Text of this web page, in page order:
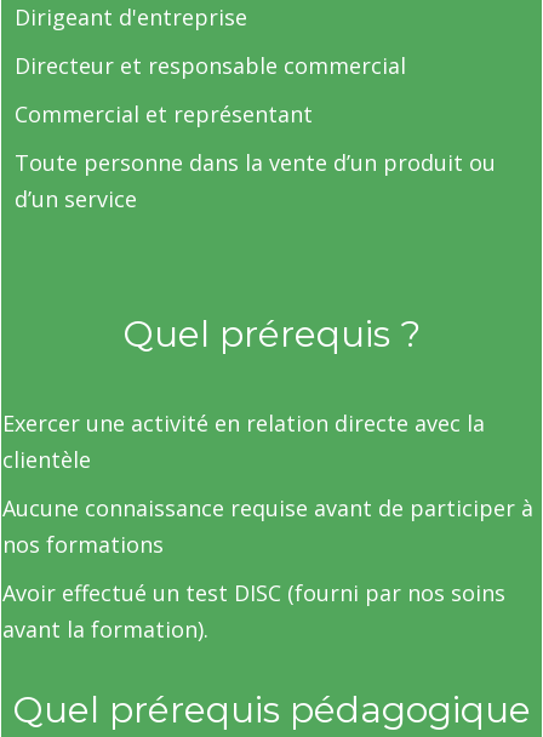
Dirigeant d'entreprise
Directeur et responsable commercial
Commercial et représentant
Toute personne dans la vente d’un produit ou
d’un service
Quel prérequis ?
Exercer une activité en relation directe avec la
clientèle
Aucune connaissance requise avant de participer à
nos formations
Avoir effectué un test DISC (fourni par nos soins
avant la formation).
Quel prérequis pédagogique